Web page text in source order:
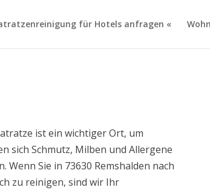
für Hotels anfragen «
ist ein wichtiger Ort, um
sich Schmutz, Milben und Allergene
Sie in 73630 Remshalden nach
zu reinigen, sind wir Ihr